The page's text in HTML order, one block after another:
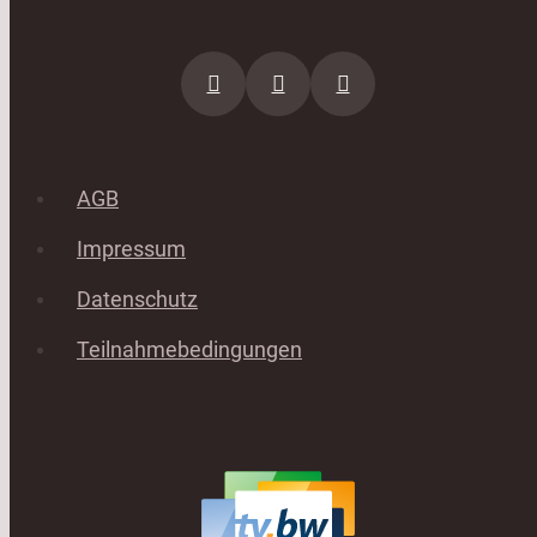
AGB
Impressum
Datenschutz
Teilnahmebedingungen